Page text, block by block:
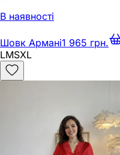
В наявності
Шовк Армані1 965 грн.
LMSXL